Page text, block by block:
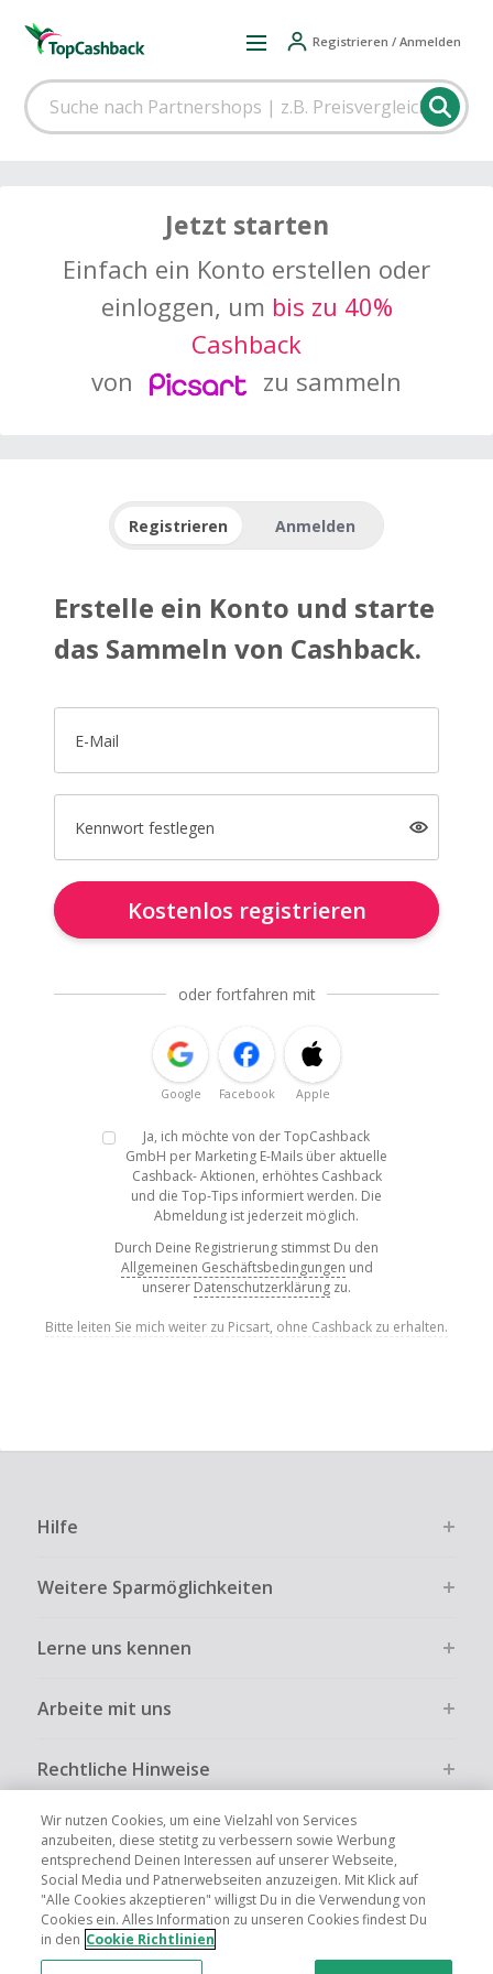
Registrieren / Anmelden
Jetzt starten
Einfach ein Konto erstellen oder
einloggen, um bis zu 40%
Cashback
von
zu sammeln
Registrieren Anmelden
Erstelle ein Konto und starte
das Sammeln von Cashback.
E-Mail
Kennwort festlegen
Kostenlos registrieren
oder fortfahren mit
Google Facebook Apple
Ja, ich möchte von der TopCashback
GmbH per Marketing E-Mails über aktuelle
Cashback- Aktionen, erhöhtes Cashback
und die Top-Tips informiert werden. Die
Abmeldung ist jederzeit möglich.
Durch Deine Registrierung stimmst Du den
Allgemeinen Geschäftsbedingungen und
unserer Datenschutzerklärung zu.
Bitte leiten Sie mich weiter zu Picsart, ohne Cashback zu erhalten.
Hilfe
Weitere Sparmöglichkeiten
Lerne uns kennen
Arbeite mit uns
Rechtliche Hinweise
Globale Websites UK US CN JP FR AU IT
Wir nutzen Cookies, um eine Vielzahl von Services
anzubeiten, diese stetitg zu verbessern sowie Werbung
entsprechend Deinen Interessen auf unserer Webseite,
Social Media und Patnerwebseiten anzuzeigen. Mit Klick auf
"Alle Cookies akzeptieren" willigst Du in die Verwendung von
Cookies ein. Alles Information zu unseren Cookies findest Du
in den Cookie Richtlinien